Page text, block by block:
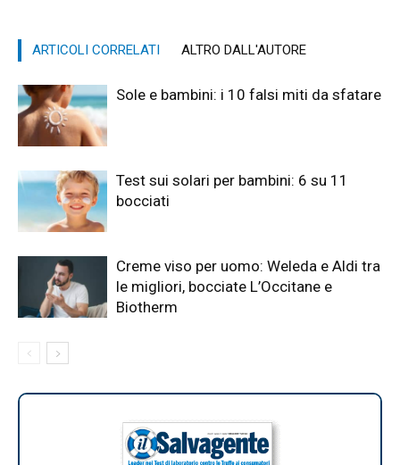
ARTICOLI CORRELATI ALTRO DALL'AUTORE
Sole e bambini: i 10 falsi miti da sfatare
Test sui solari per bambini: 6 su 11
bocciati
Creme viso per uomo: Weleda e Aldi tra
le migliori, bocciate L’Occitane e
Biotherm